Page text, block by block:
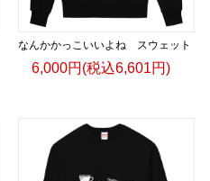
なんかかっこいいよね スウェット
6,000円(税込6,601円)